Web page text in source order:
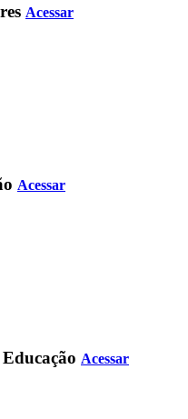
Acessar
Acessar
Acessar